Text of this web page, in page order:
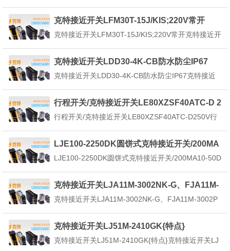
加长的外形尺寸电压：直流10-30V、交流24-240V电
压可选输出：NPN、PNP、NPN+PNPNPN按近开关
状态分...
克特接近开关LFM30T-15J/KIS;220V常开
克特接近开关LFM30T-15J/KIS;220V常开克特接近开
控制系统中以实现检测、控制并与输出环节全盘无触
点化的新型开关元件。当开关接近某一物体时即发出
感应信号。当金属目标...
克特接近开关LDD30-4K-CB防水防尘IP67
克特接近开关LDD30-4K-CB防水防尘IP67克特接近
物体到了预定的工作位置，进入克特接近开关的检测
距离时(克特接近开关的感应面和动作距离时)，开关
就能无接触、无压力、无火花、迅速发...
行程开关/克特接近开关LE80XZSF40ATC-D 2
50V
行程开关/克特接近开关LE80XZSF40ATC-D250V行
有开关量输出的位置传感器，它由LC高频振荡器和放
大处理电路组成，利用金属物体在接近这个能产生电
磁场的振荡感应头时，使物...
LJE100-2250DK圆饼式克特接近开关/200MA
10-50DVC
LJE100-2250DK圆饼式克特接近开关/200MA10-50D
50DVC是种大圆盘大直径的远距离克特接近开关，可
以以实现非接触式检测、控制并输出开关量信号来控
制设备的新...
克特接近开关LJA11M-3002NK-G、FJA11M-
3002PKJ
克特接近开关LJA11M-3002NK-G、FJA11M-3002P
PKJ由高频振荡、检波、放大、触发及输出电路等组
成。振荡器在传感器检测面产生一个交变电磁场，当
金属物体...
克特接近开关LJ51M-2410GK{特点}
克特接近开关LJ51M-2410GK{特点}克特接近开关LJ